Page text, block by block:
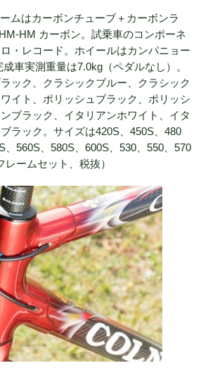
ムはカーボンチューブ＋カーボンラ
HM カーボン。試乗車のコンポーネ
・レコード。ホイールはカンパニョー
車実測重量は7.0kg（ペダルなし）。
ック、クラシックブルー、クラシック
イト、ポリッシュブラック、ポリッシ
ブラック、イタリアンホワイト、イタ
ラック。サイズは420S、450S、480
、560S、580S、600S、530、550、570
ームセット、税抜）